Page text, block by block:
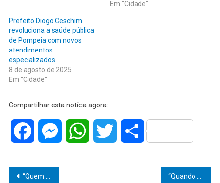
Em "Cidade"
Prefeito Diogo Ceschim
revoluciona a saúde pública
de Pompeia com novos
atendimentos
especializados
8 de agosto de 2025
Em "Cidade"
Compartilhar esta notícia agora:
Facebook MessengerWhatsAppTwitter Share
Navegação
“Quem bebe e dirige, arrisca a própria sorte — e a dos outros”: Operação Direção Segura reforça fiscalização em Pompeia